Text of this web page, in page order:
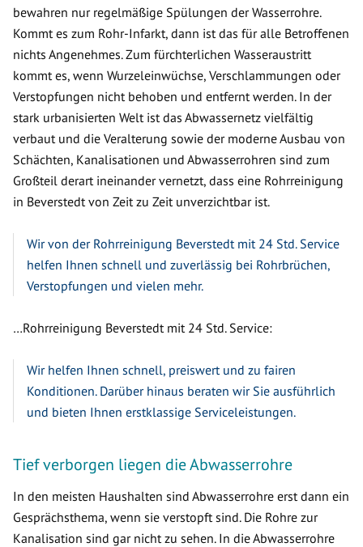
bewahren nur regelmäßige Spülungen der Wasserrohre.
Kommt es zum Rohr-Infarkt, dann ist das für alle Betroffenen
nichts Angenehmes. Zum fürchterlichen Wasseraustritt
kommt es, wenn Wurzeleinwüchse, Verschlammungen oder
Verstopfungen nicht behoben und entfernt werden. In der
stark urbanisierten Welt ist das Abwassernetz vielfältig
verbaut und die Veralterung sowie der moderne Ausbau von
Schächten, Kanalisationen und Abwasserrohren sind zum
Großteil derart ineinander vernetzt, dass eine Rohrreinigung
in Beverstedt von Zeit zu Zeit unverzichtbar ist.
Wir von der Rohrreinigung Beverstedt mit 24 Std. Service
helfen Ihnen schnell und zuverlässig bei Rohrbrüchen,
Verstopfungen und vielen mehr.
…Rohrreinigung Beverstedt mit 24 Std. Service:
Wir helfen Ihnen schnell, preiswert und zu fairen
Konditionen. Darüber hinaus beraten wir Sie ausführlich
und bieten Ihnen erstklassige Serviceleistungen.
Tief verborgen liegen die Abwasserrohre
In den meisten Haushalten sind Abwasserrohre erst dann ein
Gesprächsthema, wenn sie verstopft sind. Die Rohre zur
Kanalisation sind gar nicht zu sehen. In die Abwasserrohre